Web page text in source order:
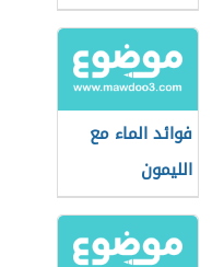
فوائد الماء مع
الليمون